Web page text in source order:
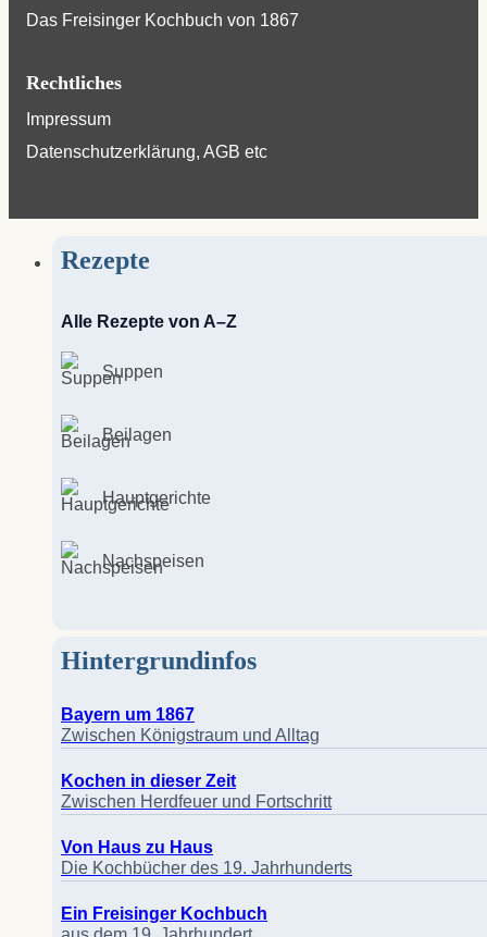
Das Freisinger Kochbuch von 1867
Rechtliches
Impressum
Datenschutzerklärung, AGB etc
Rezepte
Alle Rezepte von A–Z
Suppen
Beilagen
Hauptgerichte
Nachspeisen
Hintergrundinfos
Bayern um 1867
Zwischen Königstraum und Alltag
Kochen in dieser Zeit
Zwischen Herdfeuer und Fortschritt
Von Haus zu Haus
Die Kochbücher des 19. Jahrhunderts
Ein Freisinger Kochbuch